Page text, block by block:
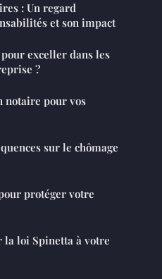
: Un regard
et son impact
exceller dans les
?
notaire pour vos
sur le chômage
protéger votre
la loi Spinetta à votre